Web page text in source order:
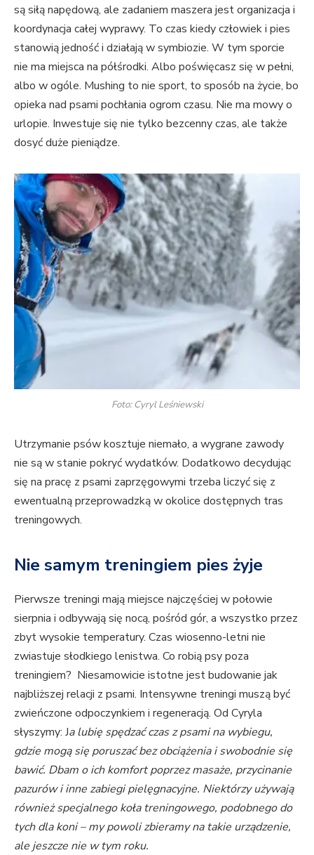
są siłą napędową, ale zadaniem maszera jest organizacja i
koordynacja całej wyprawy. To czas kiedy człowiek i pies
stanowią jedność i działają w symbiozie. W tym sporcie
nie ma miejsca na półśrodki. Albo poświęcasz się w pełni,
albo w ogóle. Mushing to nie sport, to sposób na życie, bo
opieka nad psami pochłania ogrom czasu. Nie ma mowy o
urlopie. Inwestuje się nie tylko bezcenny czas, ale także
dosyć duże pieniądze.
Foto: Cyryl Leśniewski
Utrzymanie psów kosztuje niemało, a wygrane zawody
nie są w stanie pokryć wydatków. Dodatkowo decydując
się na pracę z psami zaprzęgowymi trzeba liczyć się z
ewentualną przeprowadzką w okolice dostępnych tras
treningowych.
Nie samym treningiem pies żyje
Pierwsze treningi mają miejsce najczęściej w połowie
sierpnia i odbywają się nocą, pośród gór, a wszystko przez
zbyt wysokie temperatury. Czas wiosenno-letni nie
zwiastuje słodkiego lenistwa. Co robią psy poza
treningiem? Niesamowicie istotne jest budowanie jak
najbliższej relacji z psami. Intensywne treningi muszą być
zwieńczone odpoczynkiem i regeneracją. Od Cyryla
słyszymy: Ja lubię spędzać czas z psami na wybiegu,
gdzie mogą się poruszać bez obciążenia i swobodnie się
bawić. Dbam o ich komfort poprzez masaże, przycinanie
pazurów i inne zabiegi pielęgnacyjne. Niektórzy używają
również specjalnego koła treningowego, podobnego do
tych dla koni – my powoli zbieramy na takie urządzenie,
ale jeszcze nie w tym roku.